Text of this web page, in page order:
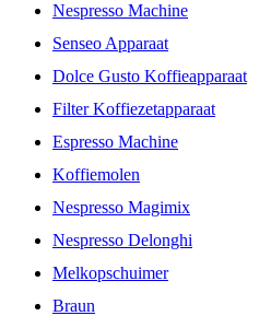
Nespresso Machine
Senseo Apparaat
Dolce Gusto Koffieapparaat
Filter Koffiezetapparaat
Espresso Machine
Koffiemolen
Nespresso Magimix
Nespresso Delonghi
Melkopschuimer
Braun